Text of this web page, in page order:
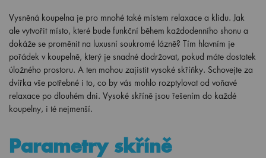
Vysněná koupelna je pro mnohé také místem relaxace a klidu. Jak
ale vytvořit místo, které bude funkční během každodenního shonu a
dokáže se proměnit na luxusní soukromé lázně? Tím hlavním je
pořádek v koupelně, který je snadné dodržovat, pokud máte dostatek
úložného prostoru. A ten mohou zajistit vysoké skříňky. Schovejte za
dvířka vše potřebné i to, co by vás mohlo rozptylovat od voňavé
relaxace po dlouhém dni. Vysoké skříně jsou řešením do každé
koupelny, i té nejmenší.
Parametry skříně